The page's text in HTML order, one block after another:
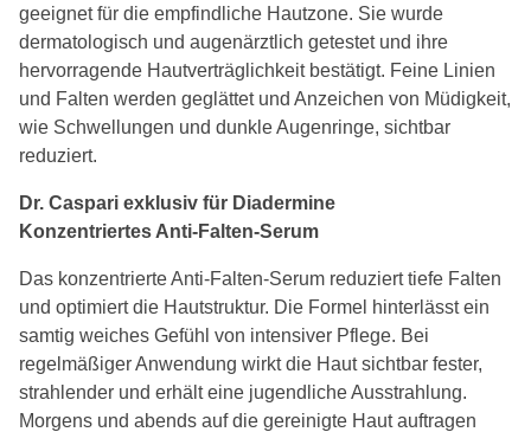
geeignet für die empfindliche Hautzone. Sie wurde
dermatologisch und augenärztlich getestet und ihre
hervorragende Hautverträglichkeit bestätigt. Feine Linien
und Falten werden geglättet und Anzeichen von Müdigkeit,
wie Schwellungen und dunkle Augenringe, sichtbar
reduziert.
Dr. Caspari exklusiv für Diadermine
Konzentriertes Anti-Falten-Serum
Das konzentrierte Anti-Falten-Serum reduziert tiefe Falten
und optimiert die Hautstruktur. Die Formel hinterlässt ein
samtig weiches Gefühl von intensiver Pflege. Bei
regelmäßiger Anwendung wirkt die Haut sichtbar fester,
strahlender und erhält eine jugendliche Ausstrahlung.
Morgens und abends auf die gereinigte Haut auftragen